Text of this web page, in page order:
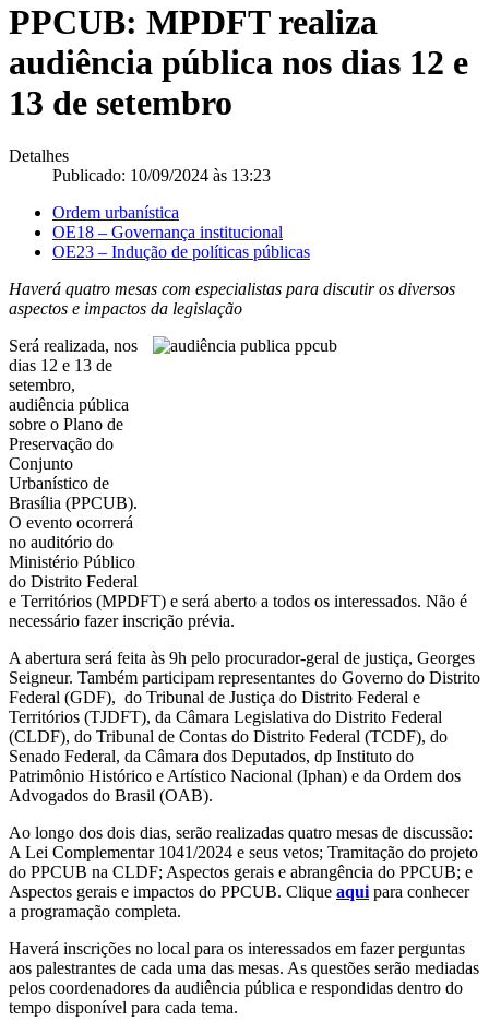
PPCUB: MPDFT realiza
audiência pública nos dias 12 e
13 de setembro
Detalhes
Publicado: 10/09/2024 às 13:23
Ordem urbanística
OE18 – Governança institucional
OE23 – Indução de políticas públicas
Haverá quatro mesas com especialistas para discutir os diversos
aspectos e impactos da legislação
Será realizada, nos
dias 12 e 13 de
setembro,
audiência pública
sobre o Plano de
Preservação do
Conjunto
Urbanístico de
Brasília (PPCUB).
O evento ocorrerá
no auditório do
Ministério Público
do Distrito Federal
e Territórios (MPDFT) e será aberto a todos os interessados. Não é
necessário fazer inscrição prévia.
A abertura será feita às 9h pelo procurador-geral de justiça, Georges
Seigneur. Também participam representantes do Governo do Distrito
Federal (GDF), do Tribunal de Justiça do Distrito Federal e
Territórios (TJDFT), da Câmara Legislativa do Distrito Federal
(CLDF), do Tribunal de Contas do Distrito Federal (TCDF), do
Senado Federal, da Câmara dos Deputados, dp Instituto do
Patrimônio Histórico e Artístico Nacional (Iphan) e da Ordem dos
Advogados do Brasil (OAB).
Ao longo dos dois dias, serão realizadas quatro mesas de discussão:
A Lei Complementar 1041/2024 e seus vetos; Tramitação do projeto
do PPCUB na CLDF; Aspectos gerais e abrangência do PPCUB; e
Aspectos gerais e impactos do PPCUB. Clique aqui para conhecer
a programação completa.
Haverá inscrições no local para os interessados em fazer perguntas
aos palestrantes de cada uma das mesas. As questões serão mediadas
pelos coordenadores da audiência pública e respondidas dentro do
tempo disponível para cada tema.